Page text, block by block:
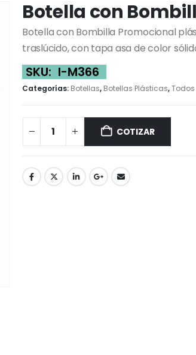
Botella con
Botella con Bombilla Promocional
traslúcido, con tapa asa de color
SKU: I-M366
Categorías: Botellas, Botellas Plásticas,Todos
COTIZAR